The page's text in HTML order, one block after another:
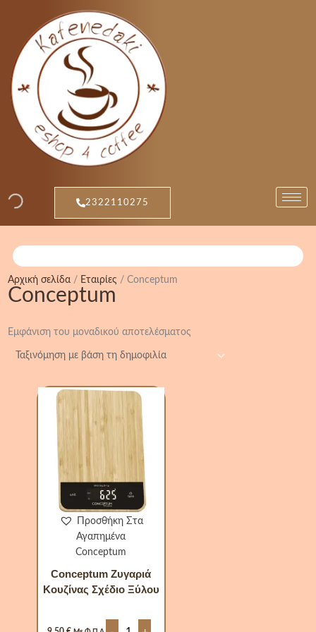
περιεχόμενο
2322110275
Αρχική σελίδα/ Εταιρίες / Conceptum
Conceptum
Εμφάνιση του μοναδικού αποτελέσματος
Προσθήκη Στα
Αγαπημένα
Conceptum
Conceptum Ζυγαριά
Κουζίνας Σχέδιο Ξύλου
Conceptum
Ζυγαριά
Κουζίνας
Σχέδιο
Ξύλου